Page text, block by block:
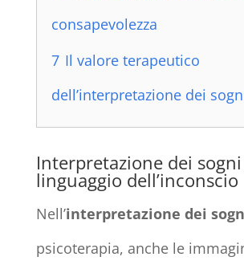
consapevolezza
7 Il valore terapeutico
dell’interpretazione dei
Interpretazione dei
linguaggio dell’inconscio
Nell’interpretazione dei
psicoterapia, anche le